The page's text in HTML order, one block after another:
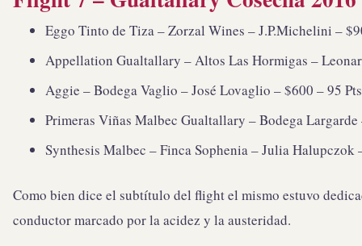
Eggo Tinto de Tiza – Zorzal Wines – J.P.Michelini –
Appellation Gualtallary – Altos Las Hormigas –
Aggie – Bodega Vaglio – José Lovaglio – $600 – 95
Primeras Viñas Malbec Gualtallary – Bodega Largarde
Synthesis Malbec – Finca Sophenia – Julia Halupczok
Como bien dice el subtítulo del flight el mismo estuvo
conductor marcado por la acidez y la austeridad.